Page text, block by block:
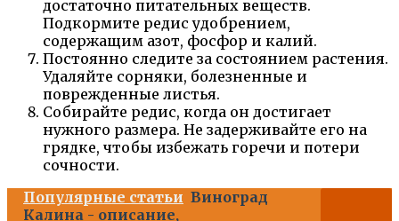
достаточно питательных веществ.
Подкормите редис удобрением,
содержащим азот, фосфор и калий.
Постоянно следите за состоянием растения.
Удаляйте сорняки, болезненные и
поврежденные листья.
Собирайте редис, когда он достигает
нужного размера. Не задерживайте его на
грядке, чтобы избежать горечи и потери
сочности.
Популярные статьи Виноград
Калина - описание,